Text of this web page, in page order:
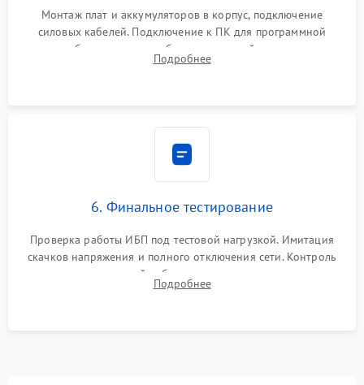
Монтаж плат и аккумуляторов в корпус, подключение
силовых кабелей. Подключение к ПК для программной
калибровки констант батареи, настройки порогов
срабатывания AVR и сброса счетчиков старения АКБ.
Подробнее
6. Финальное тестирование
Проверка работы ИБП под тестовой нагрузкой. Имитация
скачков напряжения и полного отключения сети. Контроль
времени автономной работы, температурного режима и
корректности формы выходного сигнала.
Подробнее